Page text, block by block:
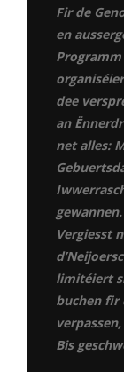
Fir de
en
Programm
dee
an
net alles:
gewannen.
Vergiesst
limitéiert
buchen fir
Bis